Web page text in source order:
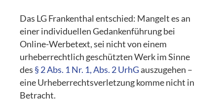
Das LG Frankenthal entschied: Mangelt es an
einer individuellen Gedankenführung bei
Online-Werbetext, sei nicht von einem
urheberrechtlich geschützten Werk im Sinne
des § 2 Abs. 1 Nr. 1, Abs. 2 UrhGauszugehen –
eine Urheberrechtsverletzung komme nicht in
Betracht.